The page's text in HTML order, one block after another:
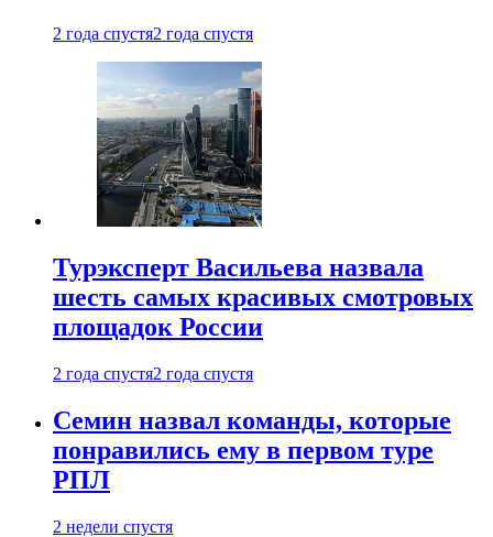
2 года спустя2 года спустя
Турэксперт Васильева назвала
шесть самых красивых смотровых
площадок России
2 года спустя2 года спустя
Семин назвал команды, которые
понравились ему в первом туре
РПЛ
2 недели спустя